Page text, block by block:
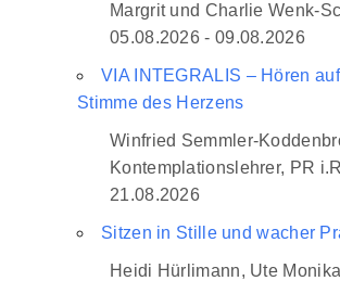
Margrit und Charlie Wenk-
05.08.2026 - 09.08.2026
VIA INTEGRALIS – Hören
Stimme des Herzens
Winfried Semmler-
Kontemplationslehrer, PR
21.08.2026
Sitzen in Stille und wacher
Heidi Hürlimann, Ute